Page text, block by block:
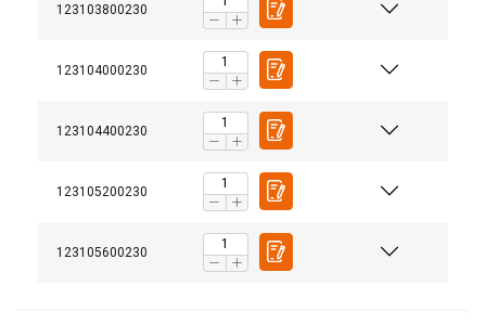
123103800230
123104000230
123104400230
123105200230
123105600230